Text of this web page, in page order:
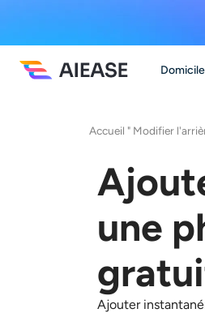
Domicile
Accueil " Modifier
une
Ajouter